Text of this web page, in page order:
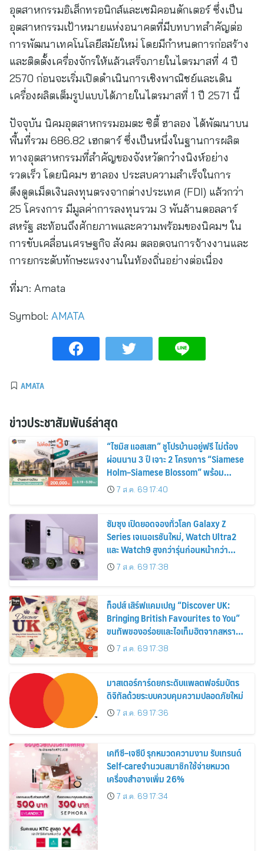
อุตสาหกรรมอิเล็กทรอนิกส์และเซมิคอนดักเตอร์ ซึ่งเป็น
อุตสาหกรรมเป้าหมายแห่งอนาคตที่มีบทบาทสำคัญต่อ
การพัฒนาเทคโนโลยีสมัยใหม่ โดยมีกำหนดการก่อสร้าง
และติดตั้งเครื่องจักรให้แล้วเสร็จภายในไตรมาสที่ 4 ปี
2570 ก่อนจะเริ่มเปิดดำเนินการเชิงพาณิชย์และเดิน
เครื่องผลิตเต็มรูปแบบได้ภายในไตรมาสที่ 1 ปี 2571 นี้
ปัจจุบัน นิคมอุตสาหกรรมอมตะ ซิตี้ ฮาลอง ได้พัฒนาบน
พื้นที่รวม 686.82 เฮกตาร์ ซึ่งเป็นหนึ่งในฐานการผลิต
ทางอุตสาหกรรมที่สำคัญของจังหวัดกว๋างนิงห์อย่าง
รวดเร็ว โดยนิคมฯ ฮาลอง ประสบความสำเร็จในการ
ดึงดูดเม็ดเงินลงทุนตรงจากต่างประเทศ (FDI) แล้วกว่า
25 โครงการ มีมูลค่าการลงทุนรวม 3 พันล้านดอลลาร์
สหรัฐ สะท้อนถึงศักยภาพและความพร้อมของนิคมฯ ใน
การขับเคลื่อนเศรษฐกิจ สังคม ตลอดจนการจ้างงานและ
การยกระดับทักษะแรงงานในท้องถิ่นอย่างต่อเนื่อง
ที่มา: Amata
Symbol: AMATA
AMATA
ข่าวประชาสัมพันธ์ล่าสุด
“ไซมิส แอสเสท” ชูโปรบ้านอยู่ฟรี ไม่ต้อง
ผ่อนนาน 3 ปี เจาะ 2 โครงการ “Siamese
Holm–Siamese Blossom” พร้อม
ส่วนลดและสิทธิพิเศษถึง 31 สิงหาคม
2569
7 ส.ค. 69 17:40
ซัมซุง เปิดยอดจองทั่วโลก Galaxy Z
Series เจเนอเรชันใหม่, Watch Ultra2
และ Watch9 สูงกว่ารุ่นก่อนหน้ากว่า
30%7 ส.ค. 69 17:38
ท็อปส์ เสิร์ฟแคมเปญ “Discover UK:
Bringing British Favourites to You”
ขนทัพของอร่อยและไอเท็มฮิตจากสหราช
อาณาจักร ส่งตรงถึงมือตั้งแต่วันนี้ – 18
สิงหาคมนี้
7 ส.ค. 69 17:38
มาสเตอร์การ์ดยกระดับแพลตฟอร์มบัตร
ดิจิทัลด้วยระบบควบคุมความปลอดภัยใหม่
7 ส.ค. 69 17:36
เคทีซี–เจซีบี รุกหมวดความงาม รับเทรนด์
Self-careจำนวนสมาชิกใช้จ่ายหมวด
เครื่องสำอางเพิ่ม 26%
7 ส.ค. 69 17:34